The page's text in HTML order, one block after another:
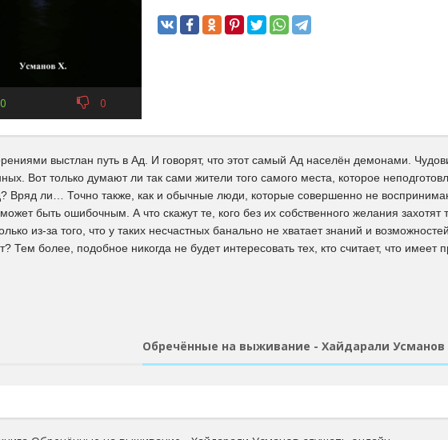
0 0
выстлан путь в Ад. И говорят, что этот самый Ад населён демонами.
Вот только думают ли так сами жители того самого места, которое
Вряд ли… Точно также, как и обычные люди, которые совершенно не
быть ошибочным. А что скажут те, кого без их собственного желания захотят
из-за того, что у таких несчастных банально не хватает знаний и
Тем более, подобное никогда не будет интересовать тех, кто считает, что имеет
Обречённые на выживание - Хайдарали Усманов